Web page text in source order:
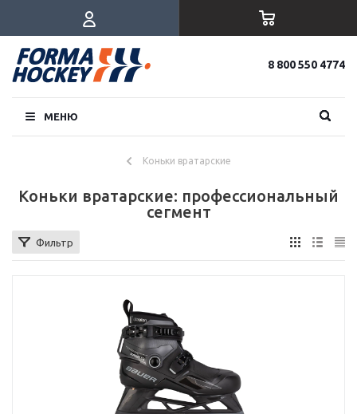
8 800 550 4774
МЕНЮ
Коньки вратарские
Коньки вратарские: профессиональный
сегмент
Фильтр